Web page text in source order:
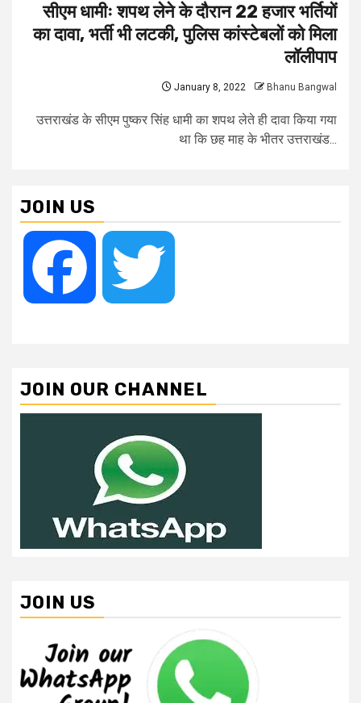
सीएम धामीः शपथ लेने के दौरान 22 हजार भर्तियों
का दावा, भर्ती भी लटकी, पुलिस कांस्टेबलों को मिला
लॉलीपाप
January 8, 2022 Bhanu Bangwal
उत्तराखंड के सीएम पुष्कर सिंह धामी का शपथ लेते ही दावा किया गया
था कि छह माह के भीतर उत्तराखंड...
JOIN US
Facebook
JOIN OUR CHANNEL
JOIN US